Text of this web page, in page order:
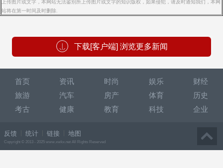
上传图片或文字，本网站无法鉴别所上传图片或文字的知识版权，如果侵犯，请及时通知我们，本网
站将在第一时间及时删除.
下载[客户端] 浏览更多新闻
首页 资讯 时尚 娱乐
财经
旅游
汽车 房产 体育
历史
考古
健康 教育 科技 企业
反馈 统计 链接 地图
Copyright © 2013 - 2025 www.xwkx.net All Rights Reserved